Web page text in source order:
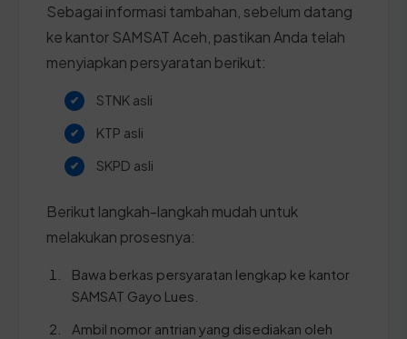
Sebagai informasi tambahan, sebelum datang
ke kantor SAMSAT Aceh, pastikan Anda telah
menyiapkan persyaratan berikut:
STNK asli
KTP asli
SKPD asli
Berikut langkah-langkah mudah untuk
melakukan prosesnya:
Bawa berkas persyaratan lengkap ke kantor
SAMSAT Gayo Lues.
Ambil nomor antrian yang disediakan oleh